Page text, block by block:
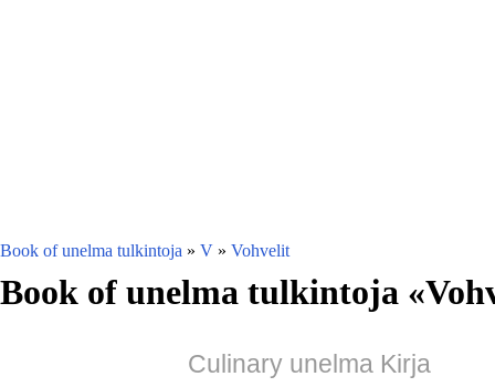
Book of unelma tulkintoja » V » Vohvelit
Book of unelma tulkintoja «
Culinary unelma Kirja